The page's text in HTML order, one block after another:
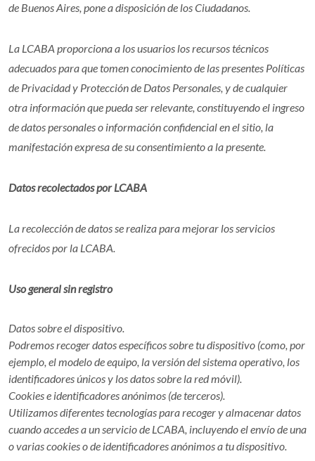
de Buenos Aires, pone a disposición de los Ciudadanos.
La LCABA proporciona a los usuarios los recursos técnicos
adecuados para que tomen conocimiento de las presentes Políticas
de Privacidad y Protección de Datos Personales, y de cualquier
otra información que pueda ser relevante, constituyendo el ingreso
de datos personales o información confidencial en el sitio, la
manifestación expresa de su consentimiento a la presente.
Datos recolectados por LCABA
La recolección de datos se realiza para mejorar los servicios
ofrecidos por la LCABA.
Uso general sin registro
Datos sobre el dispositivo.
Podremos recoger datos específicos sobre tu dispositivo (como, por
ejemplo, el modelo de equipo, la versión del sistema operativo, los
identificadores únicos y los datos sobre la red móvil).
Cookies e identificadores anónimos (de terceros).
Utilizamos diferentes tecnologías para recoger y almacenar datos
cuando accedes a un servicio de LCABA, incluyendo el envío de una
o varias cookies o de identificadores anónimos a tu dispositivo.